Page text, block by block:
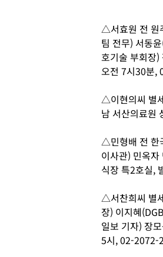
△서효원 전 원
팀 전무) 서동
호기술 부회장
오전 7시30분,
△이현의씨 별
남 서산의료원
△민형배 전 한
이사관) 민옥
식장 특2호실,
△서찬희씨 별
장) 이지혜
일보 기자) 장
5시, 02-2072-